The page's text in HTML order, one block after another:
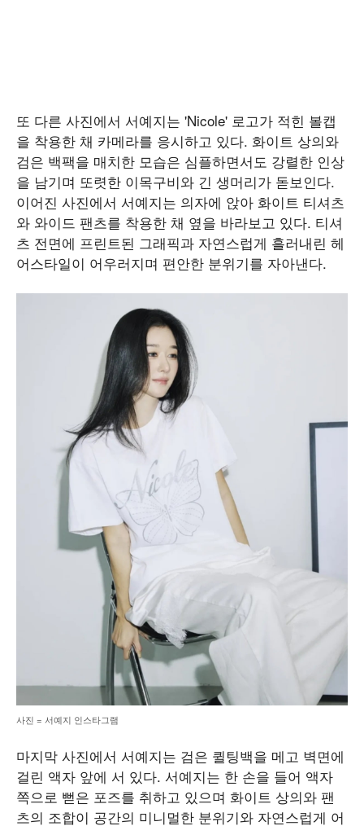
또 다른 사진에서 서예지는 'Nicole' 로고가 적힌 볼캡
을 착용한 채 카메라를 응시하고 있다. 화이트 상의와
검은 백팩을 매치한 모습은 심플하면서도 강렬한 인상
을 남기며 또렷한 이목구비와 긴 생머리가 돋보인다.
이어진 사진에서 서예지는 의자에 앉아 화이트 티셔츠
와 와이드 팬츠를 착용한 채 옆을 바라보고 있다. 티셔
츠 전면에 프린트된 그래픽과 자연스럽게 흘러내린 헤
어스타일이 어우러지며 편안한 분위기를 자아낸다.
사진 = 서예지 인스타그램
마지막 사진에서 서예지는 검은 퀼팅백을 메고 벽면에
걸린 액자 앞에 서 있다. 서예지는 한 손을 들어 액자
쪽으로 뻗은 포즈를 취하고 있으며 화이트 상의와 팬
츠의 조합이 공간의 미니멀한 분위기와 자연스럽게 어